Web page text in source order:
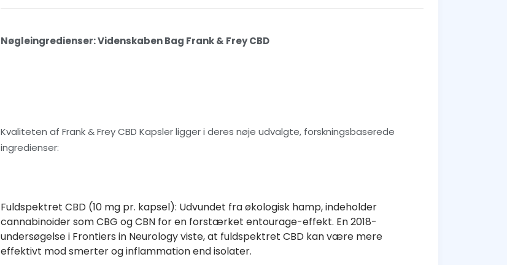
Nøgleingredienser: Videnskaben Bag Frank & Frey CBD
Kvaliteten af Frank & Frey CBD Kapsler ligger i deres nøje udvalgte, forskningsbaserede
ingredienser:
Fuldspektret CBD (10 mg pr. kapsel): Udvundet fra økologisk hamp, indeholder
cannabinoider som CBG og CBN for en forstærket entourage-effekt. En 2018-
undersøgelse i Frontiers in Neurology viste, at fuldspektret CBD kan være mere
effektivt mod smerter og inflammation end isolater.